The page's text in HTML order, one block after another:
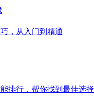
，从入门到精通
排行，帮你找到最佳选择